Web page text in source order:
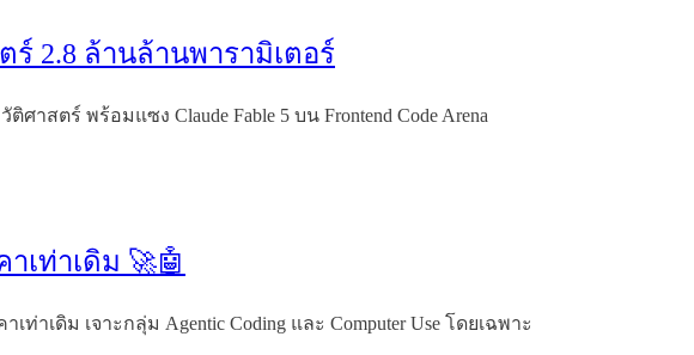
2.8 ล้านล้านพารามิเตอร์
สตร์ พร้อมแซง Claude Fable 5 บน Frontend Code Arena
เท่าเดิม 🚀🤖
ท่าเดิม เจาะกลุ่ม Agentic Coding และ Computer Use โดยเฉพาะ